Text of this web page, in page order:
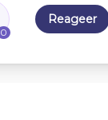
0
Reageer